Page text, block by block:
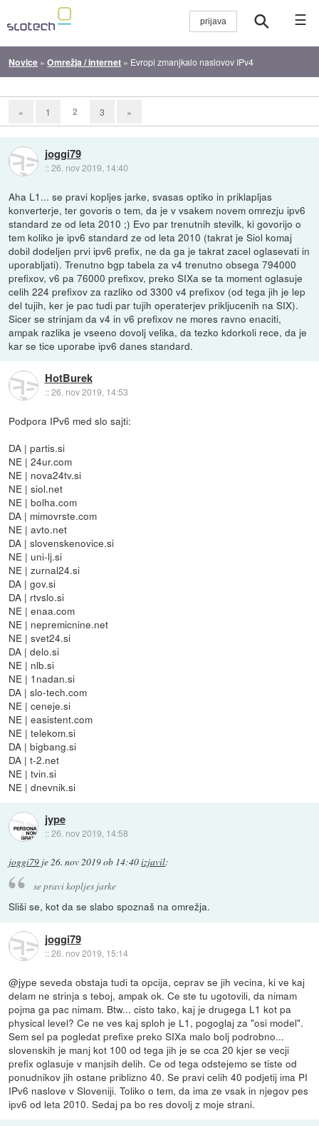
☰
Novice »Omrežja / internet » Evropi zmanjkalo naslovov IPv4
« 1 2 3 »
joggi79
::26. nov 2019, 14:40
Aha L1... se pravi kopljes jarke, svasas optiko in priklapljas
konverterje, ter govoris o tem, da je v vsakem novem omrezju ipv6
standard ze od leta 2010 ;) Evo par trenutnih stevilk, ki govorijo o
tem koliko je ipv6 standard ze od leta 2010 (takrat je Siol komaj
dobil dodeljen prvi ipv6 prefix, ne da ga je takrat zacel oglasevati in
uporabljati). Trenutno bgp tabela za v4 trenutno obsega 794000
prefixov, v6 pa 76000 prefixov, preko SIXa se ta moment oglasuje
celih 224 prefixov za razliko od 3300 v4 prefixov (od tega jih je lep
del tujih, ker je pac tudi par tujih operaterjev prikljucenih na SIX).
Sicer se strinjam da v4 in v6 prefixov ne mores ravno enaciti,
ampak razlika je vseeno dovolj velika, da tezko kdorkoli rece, da je
kar se tice uporabe ipv6 danes standard.
HotBurek
::26. nov 2019, 14:53
Podpora IPv6 med slo sajti:
DA | partis.si
NE | 24ur.com
NE | nova24tv.si
NE | siol.net
NE | bolha.com
DA | mimovrste.com
NE | avto.net
DA | slovenskenovice.si
NE | uni-lj.si
NE | zurnal24.si
DA | gov.si
DA | rtvslo.si
NE | enaa.com
NE | nepremicnine.net
NE | svet24.si
DA | delo.si
NE | nlb.si
NE | 1nadan.si
DA | slo-tech.com
NE | ceneje.si
NE | easistent.com
NE | telekom.si
DA | bigbang.si
DA | t-2.net
NE | tvin.si
NE | dnevnik.si
jype
::26. nov 2019, 14:58
joggi79 je26. nov 2019 ob 14:40izjavil:
se pravi kopljes jarke
Sliši se, kot da se slabo spoznaš na omrežja.
joggi79
::26. nov 2019, 15:14
@jype seveda obstaja tudi ta opcija, ceprav se jih vecina, ki ve kaj
delam ne strinja s teboj, ampak ok. Ce ste tu ugotovili, da nimam
pojma ga pac nimam. Btw... cisto tako, kaj je drugega L1 kot pa
physical level? Ce ne ves kaj sploh je L1, pogoglaj za "osi model".
Sem sel pa pogledat prefixe preko SIXa malo bolj podrobno...
slovenskih je manj kot 100 od tega jih je se cca 20 kjer se vecji
prefix oglasuje v manjsih delih. Ce od tega odstejemo se tiste od
ponudnikov jih ostane priblizno 40. Se pravi celih 40 podjetij ima PI
IPv6 naslove v Sloveniji. Toliko o tem, da ima ze vsak in njegov pes
ipv6 od leta 2010. Sedaj pa bo res dovolj z moje strani.